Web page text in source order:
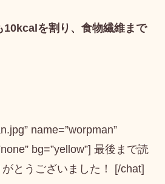
10kcalを割り、食物繊維まで
name=”worpman”
bg=”yellow”] 最後まで読
とうございました！ [/chat]